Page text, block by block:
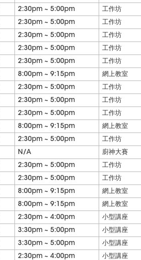
2:30pm ~ 5:00pm 工作坊
2:30pm ~ 5:00pm 工作坊
2:30pm ~ 5:00pm 工作坊
2:30pm ~ 5:00pm 工作坊
2:30pm ~ 5:00pm 工作坊
8:00pm ~ 9:15pm 網上教室
2:30pm ~ 5:00pm 工作坊
2:30pm ~ 5:00pm 工作坊
2:30pm ~ 5:00pm 工作坊
8:00pm ~ 9:15pm 網上教室
2:30pm ~ 5:00pm 工作坊
N/A 廚神大賽
2:30pm ~ 5:00pm 工作坊
2:30pm ~ 5:00pm 工作坊
8:00pm ~ 9:15pm 網上教室
8:00pm ~ 9:15pm 網上教室
2:30pm ~ 4:00pm 小型講座
3:30pm ~ 5:00pm 小型講座
3:30pm ~ 5:00pm 小型講座
2:30pm ~ 4:00pm 小型講座